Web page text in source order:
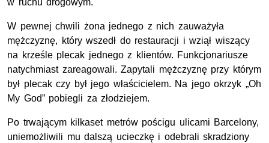
w ruchu drogowym.
W pewnej chwili żona jednego z nich zauważyła
mężczyznę, który wszedł do restauracji i wziął wiszący
na krześle plecak jednego z klientów. Funkcjonariusze
natychmiast zareagowali. Zapytali mężczyznę przy którym
był plecak czy był jego właścicielem. Na jego okrzyk „Oh
My God” pobiegli za złodziejem.
Po trwającym kilkaset metrów pościgu ulicami Barcelony,
uniemożliwili mu dalszą ucieczkę i odebrali skradziony